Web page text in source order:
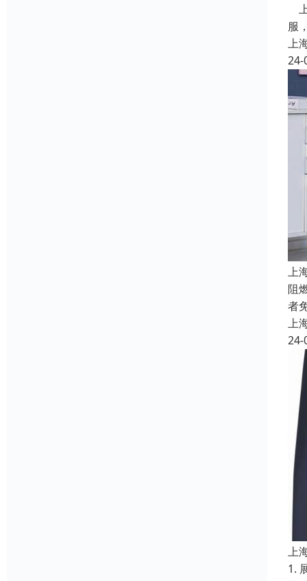
服
上
24-
上
阻
者
上
24-
上
1.